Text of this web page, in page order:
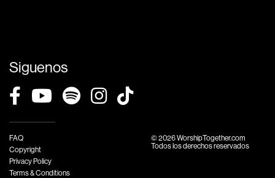
Siguenos
FAQ
Copyright
Privacy Policy
Terms & Conditions
© 2026 WorshipTogether.com
Todos los derechos reservados